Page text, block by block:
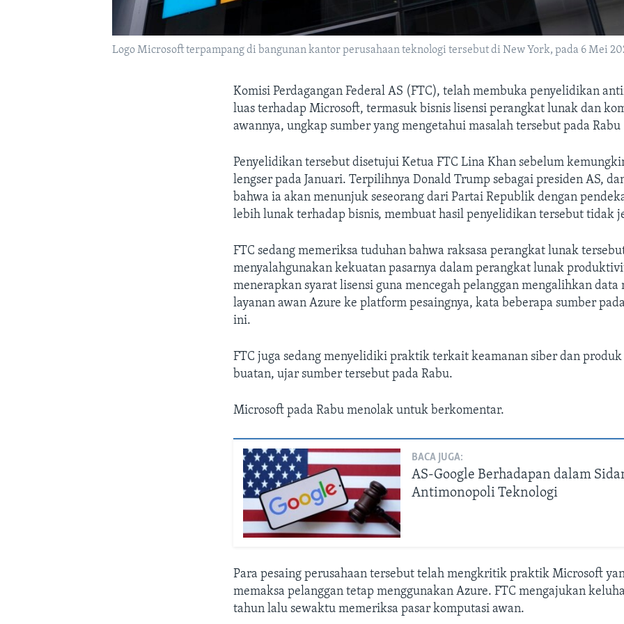
Logo Microsoft terpampang di bangunan kantor perusahaan teknologi tersebut di New York, pada 6 Mei
Komisi Perdagangan Federal AS (FTC), telah membuka penyelidikan
luas terhadap Microsoft, termasuk bisnis lisensi perangkat lunak dan
awannya, ungkap sumber yang mengetahui masalah tersebut pada Rabu
Penyelidikan tersebut disetujui Ketua FTC Lina Khan sebelum
lengser pada Januari. Terpilihnya Donald Trump sebagai presiden AS,
bahwa ia akan menunjuk seseorang dari Partai Republik dengan
lebih lunak terhadap bisnis, membuat hasil penyelidikan tersebut tidak
FTC sedang memeriksa tuduhan bahwa raksasa perangkat lunak
menyalahgunakan kekuatan pasarnya dalam perangkat lunak
menerapkan syarat lisensi guna mencegah pelanggan mengalihkan data
layanan awan Azure ke platform pesaingnya, kata beberapa sumber
ini.
FTC juga sedang menyelidiki praktik terkait keamanan siber dan produk
buatan, ujar sumber tersebut pada Rabu.
Microsoft pada Rabu menolak untuk berkomentar.
BACA JUGA:
AS-Google Berhadapan dalam
Antimonopoli Teknologi
Para pesaing perusahaan tersebut telah mengkritik praktik Microsoft
memaksa pelanggan tetap menggunakan Azure. FTC mengajukan
tahun lalu sewaktu memeriksa pasar komputasi awan.